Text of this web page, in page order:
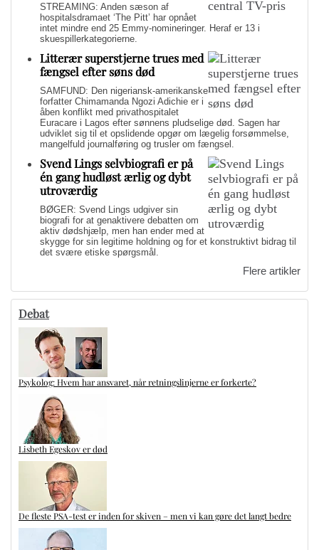
STREAMING: Anden sæson af
hospitalsdramaet ‘The Pitt’ har opnået
intet mindre end 25 Emmy-nomineringer. Heraf er 13 i
skuespillerkategorierne.
Litterær superstjerne trues med
fængsel efter søns død
SAMFUND: Den nigeriansk-amerikanske
forfatter Chimamanda Ngozi Adichie er i
åben konflikt med privathospitalet
Euracare i Lagos efter sønnens pludselige død. Sagen har
udviklet sig til et opslidende opgør om lægelig forsømmelse,
mangelfuld journalføring og trusler om fængsel.
Svend Lings selvbiografi er på
én gang hudløst ærlig og dybt
utroværdig
BØGER: Svend Lings udgiver sin
biografi for at genaktivere debatten om
aktiv dødshjælp, men han ender med at
skygge for sin legitime holdning og for et konstruktivt bidrag til
det svære etiske spørgsmål.
Flere artikler
Debat
Psykolog: Hvem har ansvaret, når retningslinjerne er forkerte?
Lisbeth Egeskov er død
De fleste PSA-test er inden for skiven – men vi kan gøre det langt bedre